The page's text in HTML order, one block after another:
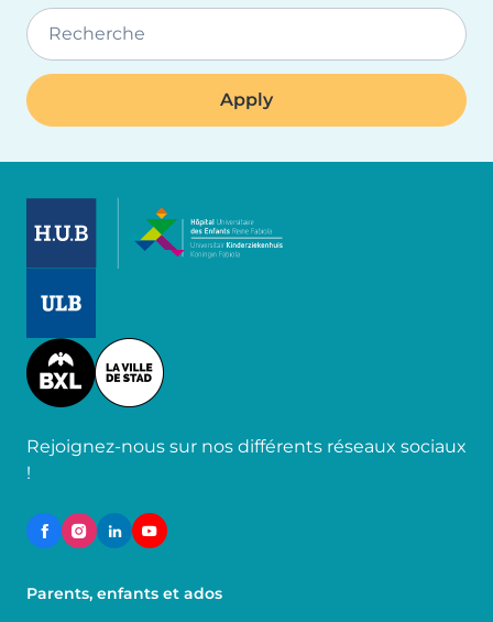
Recherche
Image
Rejoignez-nous sur nos différents réseaux sociaux
!
Parents, enfants et ados